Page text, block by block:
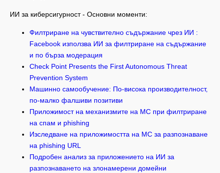
ИИ за киберсигурност - Основни моменти:
Филтриране на чувствително съдържание чрез ИИ :
Facebook използва ИИ за филтриране на съдържание
и по бърза модерация
Check Point Presents the First Autonomous Threat
Prevention System
Машинно самообучение: По-висока производителност,
по-малко фалшиви позитиви
Приложимост на механизмите на МС при филтриране
на спам и phishing
Изследване на приложимостта на МС за разпознаване
на phishing URL
Подробен анализ за приложението на ИИ за
разпознаването на злонамерени домейни